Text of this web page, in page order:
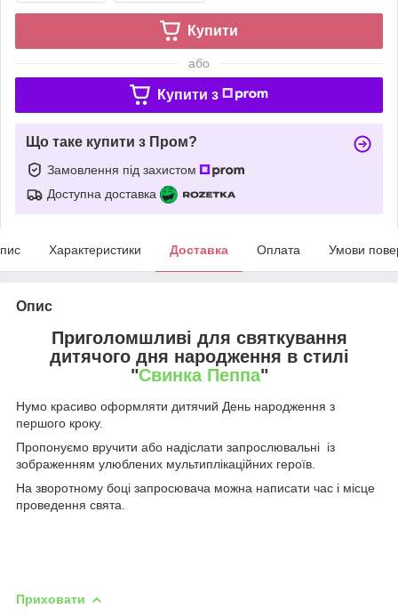
Купити
або
Купити з
Що таке купити з Пром?
Замовлення під захистом
Доступна доставка
Характеристики Доставка Оплата Умови
Опис
Приголомшливі для святкування
дитячого дня народження в стилі
"Свинка Пеппа"
Нумо красиво оформляти дитячий День народження з
першого кроку.
Пропонуємо вручити або надіслати запрослювальні із
зображенням улюблених мультиплікаційних героїв.
На зворотному боці запросювача можна написати час і місце
проведення свята.
Приховати